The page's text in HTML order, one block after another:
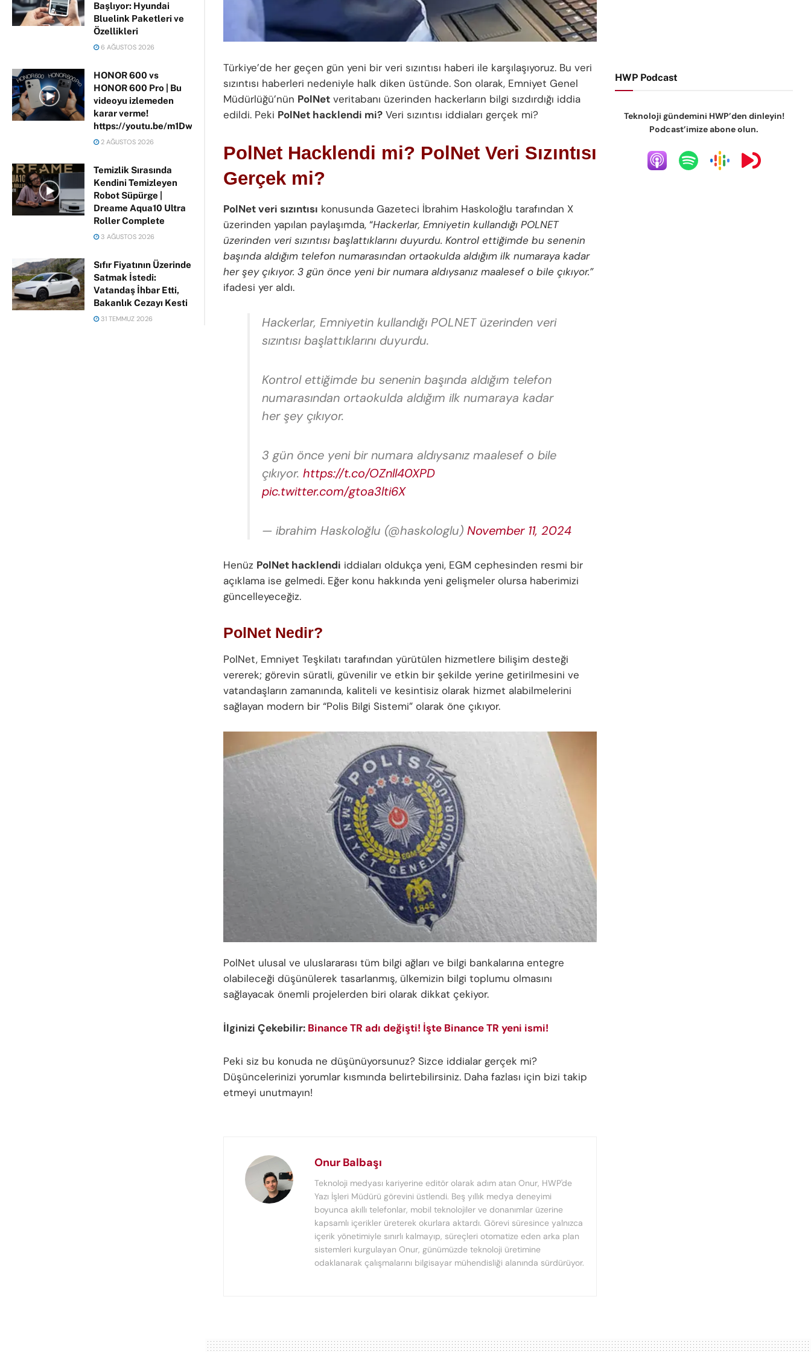
Başlıyor: Hyundai
Bluelink Paketleri ve
Özellikleri
6 AĞUSTOS 2026
HONOR 600 vs
HONOR 600 Pro | Bu
videoyu izlemeden
karar verme!
https://youtu.be/m1DwhP3lPCM
2 AĞUSTOS 2026
Temizlik Sırasında
Kendini Temizleyen
Robot Süpürge |
Dreame Aqua10 Ultra
Roller Complete
3 AĞUSTOS 2026
Sıfır Fiyatının Üzerinde
Satmak İstedi:
Vatandaş İhbar Etti,
Bakanlık Cezayı Kesti
31 TEMMUZ 2026
Türkiye’de her geçen gün yeni bir veri sızıntısı haberi ile karşılaşıyoruz. Bu veri
sızıntısı haberleri nedeniyle halk diken üstünde. Son olarak, Emniyet Genel
Müdürlüğü’nün PolNet veritabanı üzerinden hackerların bilgi sızdırdığı iddia
edildi. Peki PolNet hacklendi mi? Veri sızıntısı iddiaları gerçek mi?
PolNet Hacklendi mi? PolNet Veri Sızıntısı
Gerçek mi?
PolNet veri sızıntısı konusunda Gazeteci İbrahim Haskoloğlu tarafından X
üzerinden yapılan paylaşımda, “Hackerlar, Emniyetin kullandığı POLNET
üzerinden veri sızıntısı başlattıklarını duyurdu. Kontrol ettiğimde bu senenin
başında aldığım telefon numarasından ortaokulda aldığım ilk numaraya kadar
her şey çıkıyor. 3 gün önce yeni bir numara aldıysanız maalesef o bile çıkıyor.”
ifadesi yer aldı.
Hackerlar, Emniyetin kullandığı POLNET üzerinden veri
sızıntısı başlattıklarını duyurdu.
Kontrol ettiğimde bu senenin başında aldığım telefon
numarasından ortaokulda aldığım ilk numaraya kadar
her şey çıkıyor.
3 gün önce yeni bir numara aldıysanız maalesef o bile
çıkıyor. https://t.co/OZnll40XPD
pic.twitter.com/gtoa3lti6X
— ibrahim Haskoloğlu (@haskologlu) November 11, 2024
Henüz PolNet hacklendi iddiaları oldukça yeni, EGM cephesinden resmi bir
açıklama ise gelmedi. Eğer konu hakkında yeni gelişmeler olursa haberimizi
güncelleyeceğiz.
PolNet Nedir?
PolNet, Emniyet Teşkilatı tarafından yürütülen hizmetlere bilişim desteği
vererek; görevin süratli, güvenilir ve etkin bir şekilde yerine getirilmesini ve
vatandaşların zamanında, kaliteli ve kesintisiz olarak hizmet alabilmelerini
sağlayan modern bir “Polis Bilgi Sistemi” olarak öne çıkıyor.
PolNet ulusal ve uluslararası tüm bilgi ağları ve bilgi bankalarına entegre
olabileceği düşünülerek tasarlanmış, ülkemizin bilgi toplumu olmasını
sağlayacak önemli projelerden biri olarak dikkat çekiyor.
İlginizi Çekebilir: Binance TR adı değişti! İşte Binance TR yeni ismi!
Peki siz bu konuda ne düşünüyorsunuz? Sizce iddialar gerçek mi?
Düşüncelerinizi yorumlar kısmında belirtebilirsiniz. Daha fazlası için bizi takip
etmeyi unutmayın!
Onur Balbaşı
Teknoloji medyası kariyerine editör olarak adım atan Onur, HWP'de
Yazı İşleri Müdürü görevini üstlendi. Beş yıllık medya deneyimi
boyunca akıllı telefonlar, mobil teknolojiler ve donanımlar üzerine
kapsamlı içerikler üreterek okurlara aktardı. Görevi süresince yalnızca
içerik yönetimiyle sınırlı kalmayıp, süreçleri otomatize eden arka plan
sistemleri kurgulayan Onur, günümüzde teknoloji üretimine
odaklanarak çalışmalarını bilgisayar mühendisliği alanında sürdürüyor.
HWP Podcast
Teknoloji gündemini HWP’den dinleyin!
Podcast’imize abone olun.